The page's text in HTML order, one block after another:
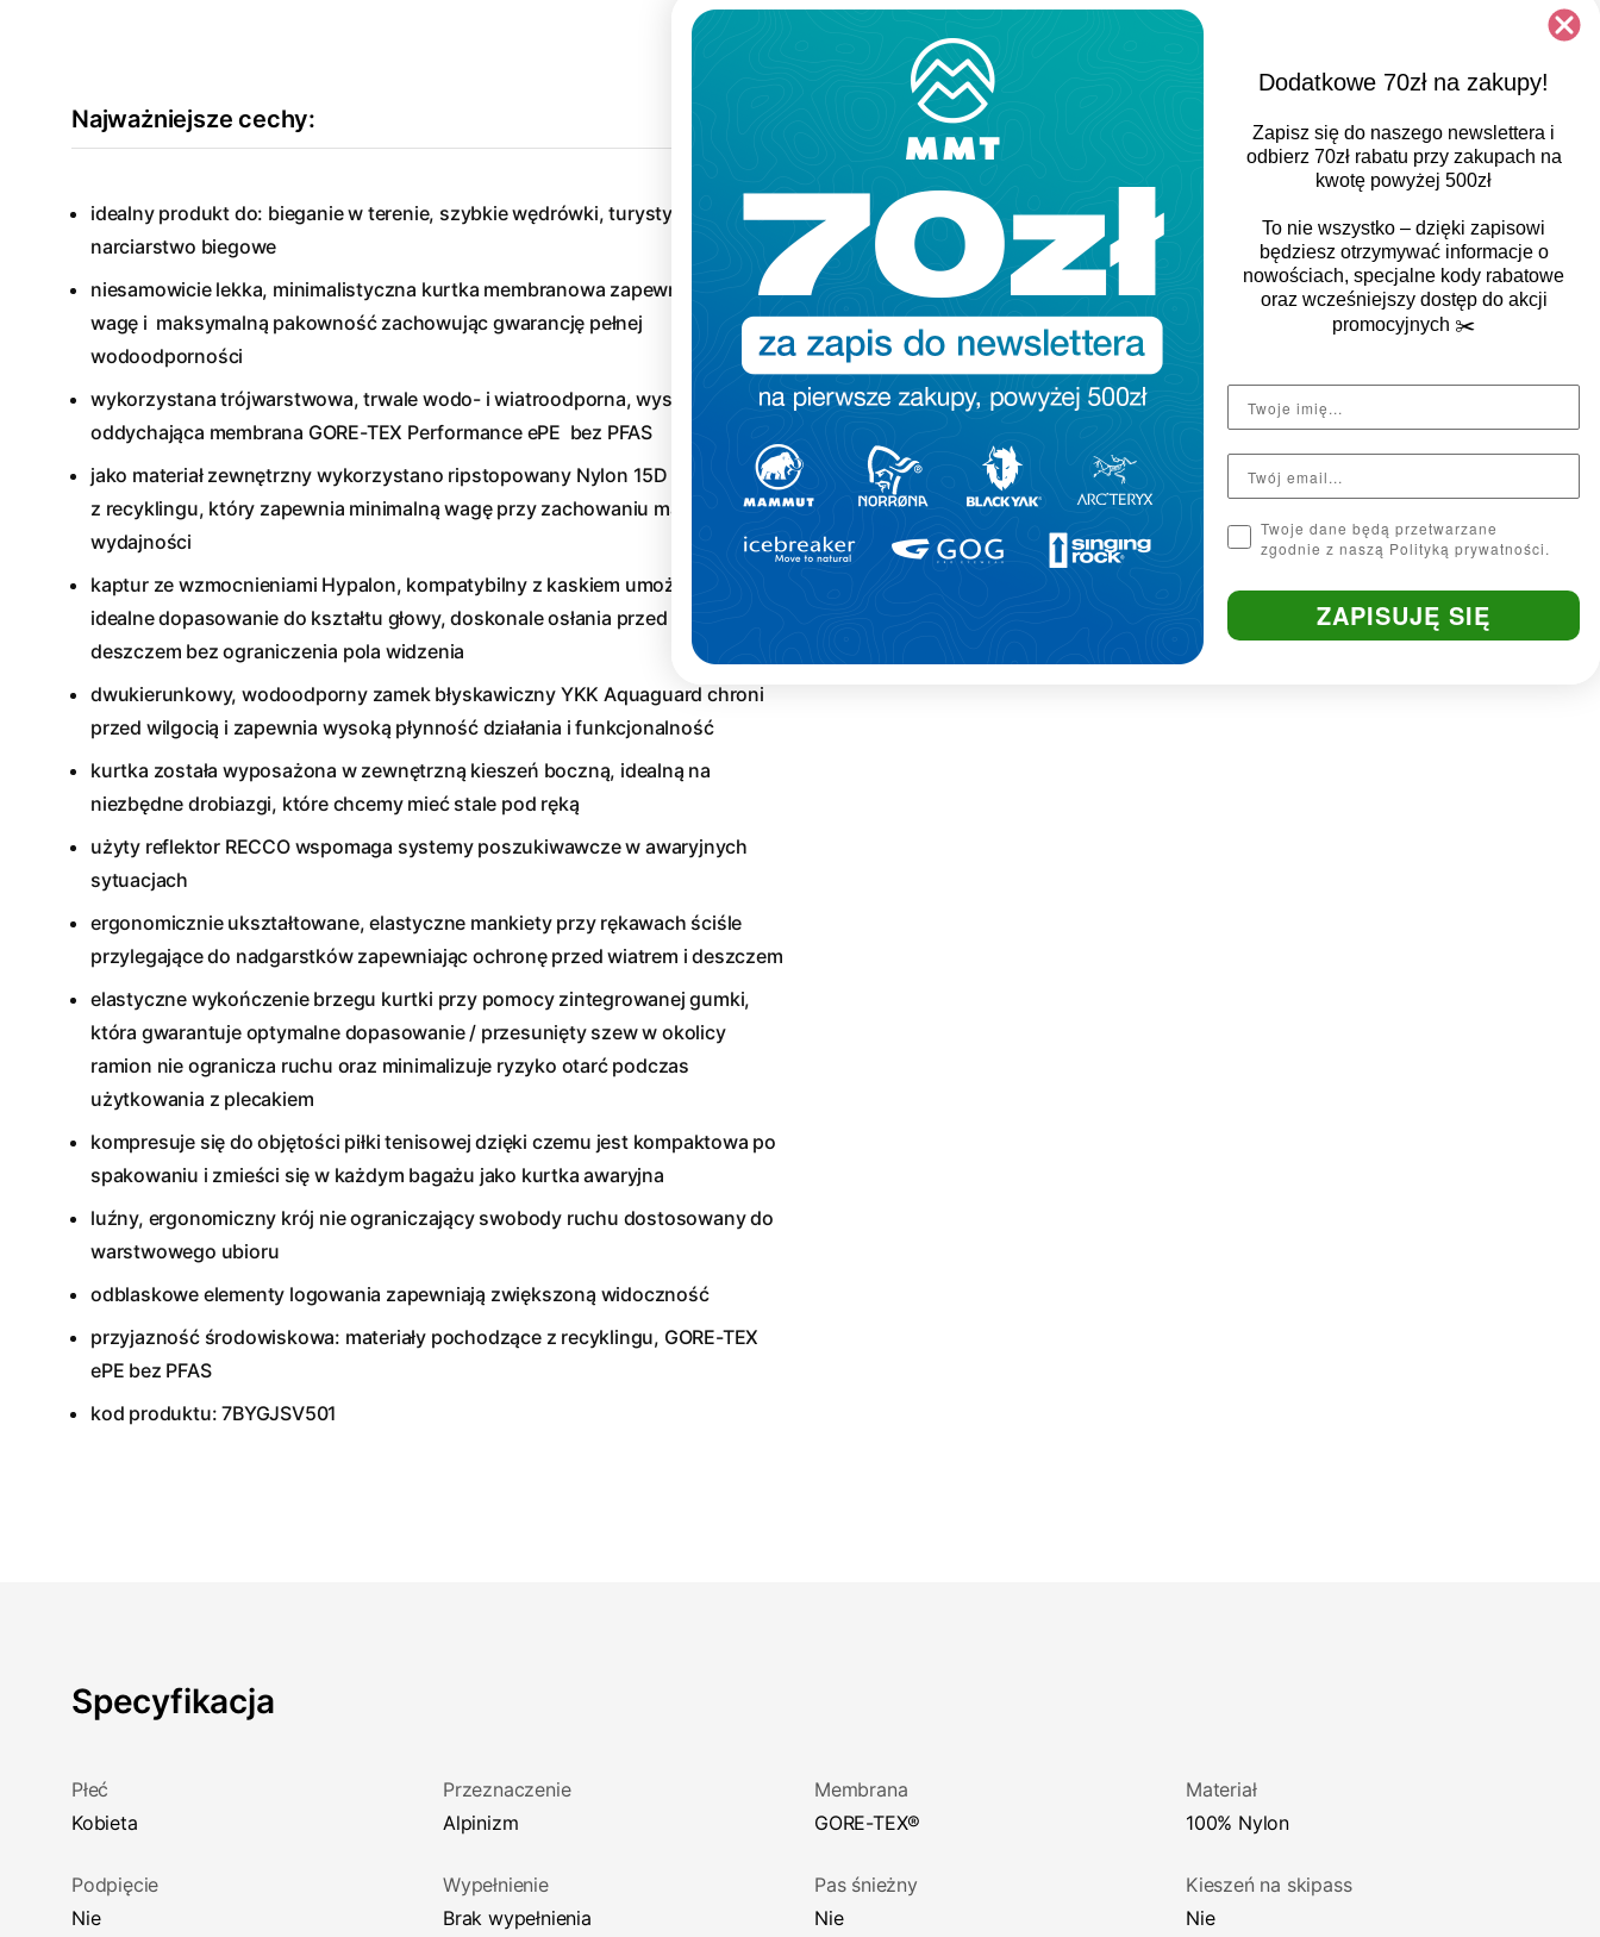
Najważniejsze cechy:
idealny produkt do: bieganie w terenie, szybkie wędrówki, turystyka,
narciarstwo biegowe
niesamowicie lekka, minimalistyczna kurtka membranowa zapewniająca niską
wagę i maksymalną pakowność zachowując gwarancję pełnej
wodoodporności
wykorzystana trójwarstwowa, trwale wodo- i wiatroodporna, wysoce
oddychająca membrana GORE-TEX Performance ePE bez PFAS
jako materiał zewnętrzny wykorzystano ripstopowany Nylon 15D pochodzący
z recyklingu, który zapewnia minimalną wagę przy zachowaniu maksymalnej
wydajności
kaptur ze wzmocnieniami Hypalon, kompatybilny z kaskiem umożliwiający
idealne dopasowanie do kształtu głowy, doskonale osłania przed wiatrem i
deszczem bez ograniczenia pola widzenia
dwukierunkowy, wodoodporny zamek błyskawiczny YKK Aquaguard chroni
przed wilgocią i zapewnia wysoką płynność działania i funkcjonalność
kurtka została wyposażona w zewnętrzną kieszeń boczną, idealną na
niezbędne drobiazgi, które chcemy mieć stale pod ręką
użyty reflektor RECCO wspomaga systemy poszukiwawcze w awaryjnych
sytuacjach
ergonomicznie ukształtowane, elastyczne mankiety przy rękawach ściśle
przylegające do nadgarstków zapewniając ochronę przed wiatrem i deszczem
elastyczne wykończenie brzegu kurtki przy pomocy zintegrowanej gumki,
która gwarantuje optymalne dopasowanie / przesunięty szew w okolicy
ramion nie ogranicza ruchu oraz minimalizuje ryzyko otarć podczas
użytkowania z plecakiem
kompresuje się do objętości piłki tenisowej dzięki czemu jest kompaktowa po
spakowaniu i zmieści się w każdym bagażu jako kurtka awaryjna
luźny, ergonomiczny krój nie ograniczający swobody ruchu dostosowany do
warstwowego ubioru
odblaskowe elementy logowania zapewniają zwiększoną widoczność
przyjazność środowiskowa: materiały pochodzące z recyklingu, GORE-TEX
ePE bez PFAS
kod produktu: 7BYGJSV501
Specyfikacja
Płeć
Kobieta
Przeznaczenie
Alpinizm
Membrana
GORE-TEX®
Materiał
100% Nylon
Podpięcie
Nie
Wypełnienie
Brak wypełnienia
Pas śnieżny
Nie
Kieszeń na skipass
Nie
Dodatkowe 70zł na zakupy!
Zapisz się do naszego newslettera i
odbierz 70zł rabatu przy zakupach na
kwotę powyżej 500zł
To nie wszystko – dzięki zapisowi
będziesz otrzymywać informacje o
nowościach, specjalne kody rabatowe
oraz wcześniejszy dostęp do akcji
promocyjnych ✂️
Twoje dane będą przetwarzane
zgodnie z naszą Polityką prywatności.
ZAPISUJĘ SIĘ